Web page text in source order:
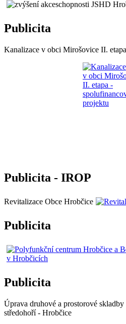
Publicita
Kanalizace v obci Mirošovice II.
Publicita - IROP
Revitalizace Obce Hrobčice
Publicita
Publicita
Úprava druhové a prostorové
středohoří - Hrobčice